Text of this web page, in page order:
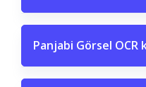
Panjabi Görsel OCR